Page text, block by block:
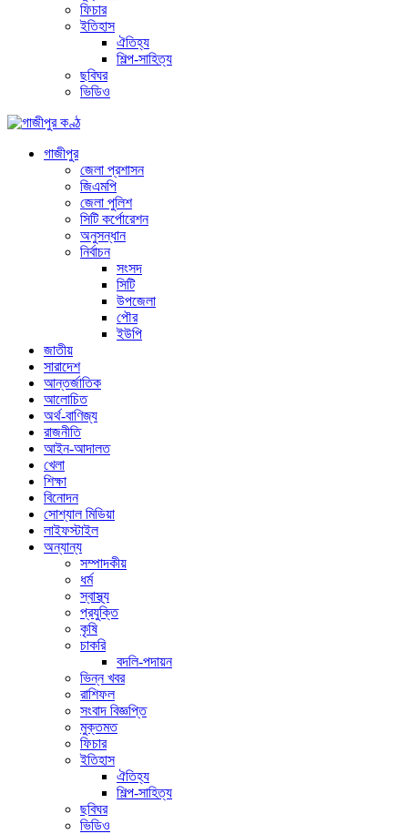
ফিচার
ইতিহাস
ঐতিহ্য
শিল্প-সাহিত্য
ছবিঘর
ভিডিও
গাজীপুর
জেলা প্রশাসন
জিএমপি
জেলা পুলিশ
সিটি কর্পোরেশন
অনুসন্ধান
নির্বাচন
সংসদ
সিটি
উপজেলা
পৌর
ইউপি
জাতীয়
সারাদেশ
আন্তর্জাতিক
আলোচিত
অর্থ-বাণিজ্য
রাজনীতি
আইন-আদালত
খেলা
শিক্ষা
বিনোদন
সোশ্যাল মিডিয়া
লাইফস্টাইল
অন্যান্য
সম্পাদকীয়
ধর্ম
স্বাস্থ্য
প্রযুক্তি
কৃষি
চাকরি
বদলি-পদায়ন
ভিন্ন খবর
রাশিফল
সংবাদ বিজ্ঞপ্তি
মুক্তমত
ফিচার
ইতিহাস
ঐতিহ্য
শিল্প-সাহিত্য
ছবিঘর
ভিডিও